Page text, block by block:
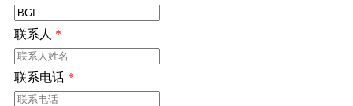
联系人 *
联系电话 *